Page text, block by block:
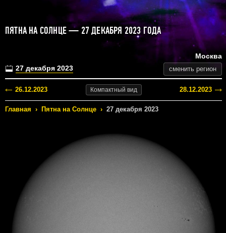
ПЯТНА НА СОЛНЦЕ — 27 ДЕКАБРЯ 2023 ГОДА
27 декабря 2023
Москва
сменить регион
26.12.2023 Компактный вид 28.12.2023
Главная › Пятна на Солнце › 27 декабря 2023